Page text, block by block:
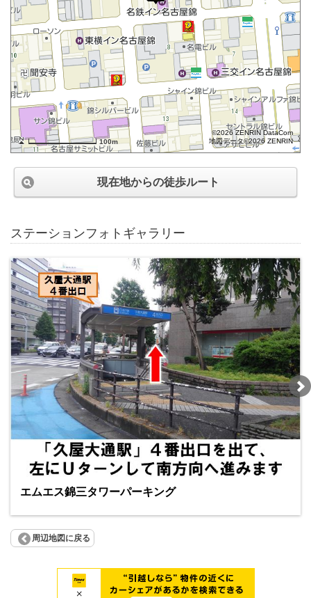
100m
©2026 ZENRIN DataCom
地図データ©2026 ZENRIN
現在地からの徒歩ルート
ステーションフォトギャラリー
エムエス錦三タワーパーキング
周辺地図に戻る